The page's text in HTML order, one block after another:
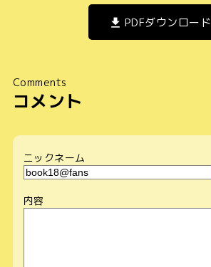
PDFダウンロード
Comments
コメント